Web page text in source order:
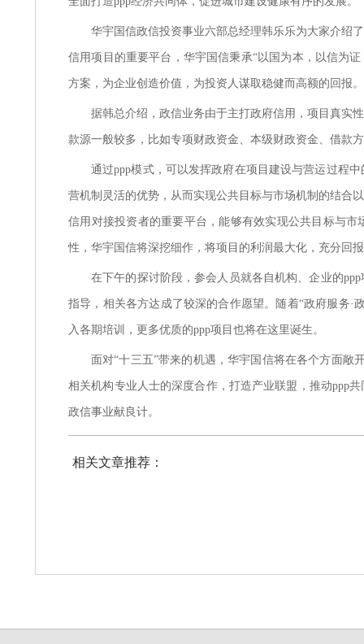
华宇国信政信投资事业六部总经理韩乐乐为大家介绍
信用项目的重要平台，华宇国信秉承“以国为本，以信为
方案，为企业创造价值，为投资人谋取稳健而高额的回报。
据韩总介绍，政信业务由于主打政府信用，项目真实
款源一般较多，比如专项财政资金、本级财政资金、借款
通过ppp模式，可以发挥政府在项目建设与营运过程
营机制灵活的优势，从而实现公共目标与市场机制的结合
信用对接投资者的重要平台，能够有效实现公共目标与
性，华宇国信将深挖细作，将项目的利润最大化，充分回
在下午的探讨阶段，参会人员就各自机构、企业的
指导，相关各方达成了较深的合作愿望。随着“政府服务
入各期培训，更多优质的ppp项目也将在这里诞生。
面对“十三五”带来的机遇，华宇国信将在各个方面敞
相关机构专业人士的深度合作，打造产业联盟，推动ppp
政信事业献良计。
相关文章推荐：